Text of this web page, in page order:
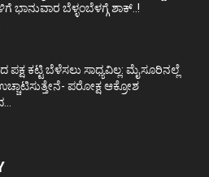
ಭಾನುವಾರ ಬೆಳ್ಳಂಬೆಳಗ್ಗೆ ಶಾಕ್..!
ಕಟ್ಟಿ ಬೆಳೆಸಲು ಸಾಧ್ಯವಿಲ್ಲ: ಮೈಸೂರಿನಲ್ಲೆ
ಪರೋಕ್ಷ ಆಕ್ರೋಶ